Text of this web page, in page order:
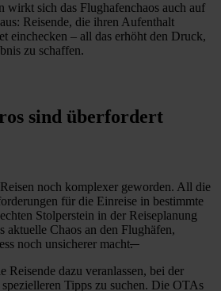
wirkt sich das Flughafenchaos auch auf
Reisende, die ihren Aufenthalt
einchecken – all das erhöht den Druck,
zu schaffen.
sind überfordert
noch komplexer geworden. All die
für die Einreise in bestimmte
Stolperstein in der Reiseplanung
aktuelle Chaos an den Flughäfen,
noch unsicherer macht.
Reisende dazu veranlassen, bei der
Tipps zu suchen. Die OTAs